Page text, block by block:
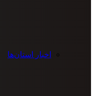
اخبار استان‌ها